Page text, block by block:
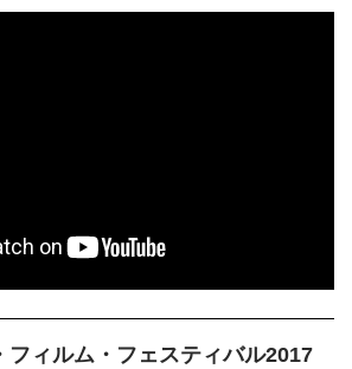
フィルム・フェスティバル2017